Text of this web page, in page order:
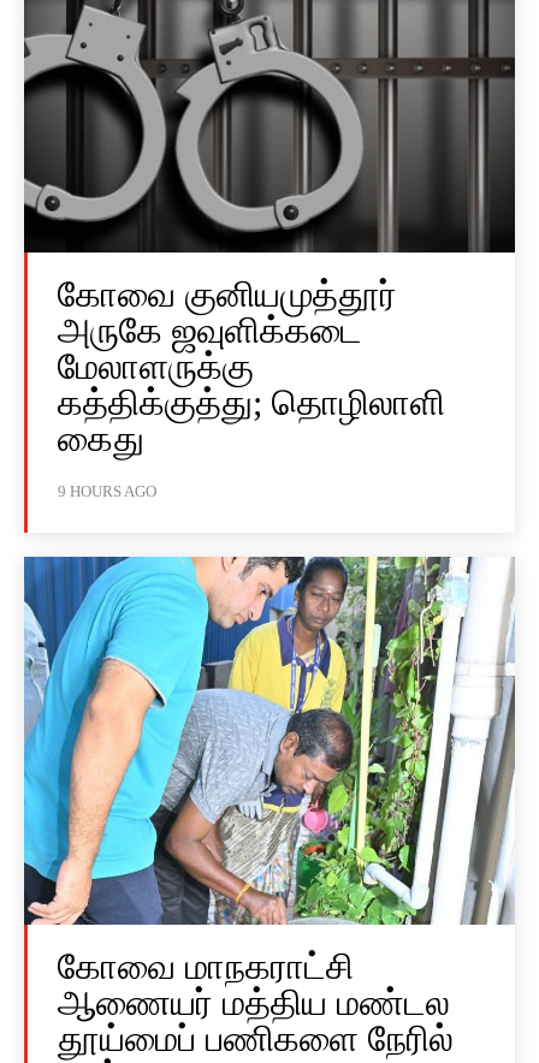
கோவை குனியமுத்தூர்
அருகே ஜவுளிக்கடை
மேலாளருக்கு
கத்திக்குத்து; தொழிலாளி
கைது
9 HOURS AGO
கோவை மாநகராட்சி
ஆணையர் மத்திய மண்டல
தூய்மைப் பணிகளை நேரில்